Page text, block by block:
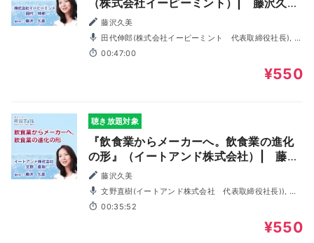
の社長Talk
藤沢久美
沢久美
00:47:00
¥550
聴き放題対象
『飲食業からメーカーへ。飲食業の進化
の形』（イートアンド株式会社）| 藤沢
久美の社長Talk
藤沢久美
文野直樹(イートアンド株式会社 代表取締役社長)), 藤
沢久美
00:35:52
¥550